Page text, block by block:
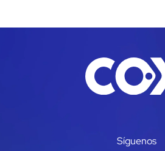
Síguenos